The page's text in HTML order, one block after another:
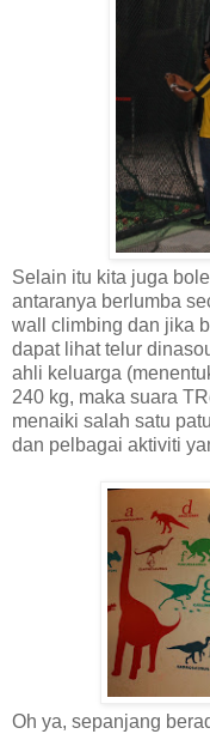
Selain itu kita juga
antaranya berlumba
wall climbing dan jika
dapat lihat telur
ahli keluarga
240 kg, maka suara
menaiki salah satu
dan pelbagai aktiviti
Oh ya, sepanjang